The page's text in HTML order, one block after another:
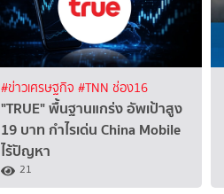
#ข่าวเศรษฐกิจ #TNN ช่อง16
"TRUE" พื้นฐานแกร่ง อัพเป้าสูง
19 บาท กำไรเด่น China Mobile
ไร้ปัญหา
21